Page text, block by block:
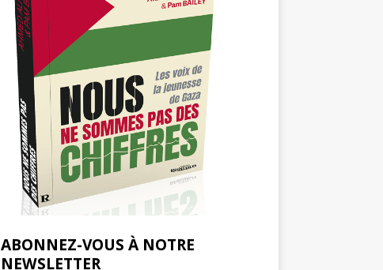
ABONNEZ-VOUS À NOTRE
NEWSLETTER